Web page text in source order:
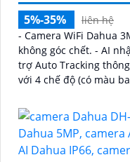
5%-35%
liên hệ
- Camera WiFi Dahua
không góc chết. - AI
trợ Auto Tracking
với 4 chế độ (có màu